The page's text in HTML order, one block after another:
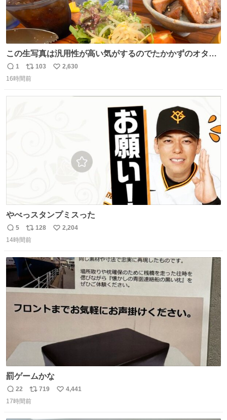
この生写真は汎用性が高い気がするのでたかかずのオタク
は絶対買った方が良いw
返
信
1
リ
ポ
103
い
2,630
16時間前
やべっスタンプミスった
返
信
5
リ
ポ
ト
数
128
い
数
2,204
14時間前
罰ゲームかな
返
信
22
リ
ポ
719
い
4,441
17時間前